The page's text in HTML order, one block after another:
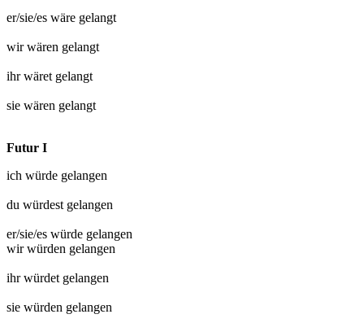
er/sie/es wäre gelangt
wir wären gelangt
ihr wäret gelangt
sie wären gelangt
Futur I
ich würde gelangen
du würdest gelangen
er/sie/es würde gelangen
wir würden gelangen
ihr würdet gelangen
sie würden gelangen